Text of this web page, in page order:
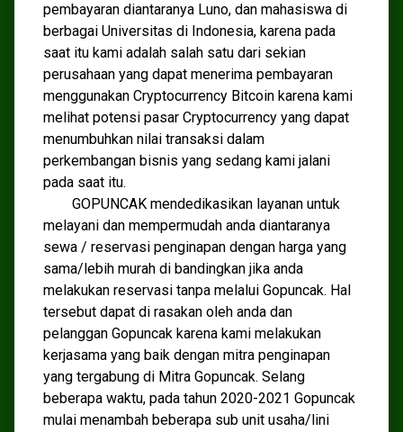
pembayaran diantaranya Luno, dan mahasiswa di
berbagai Universitas di Indonesia, karena pada
saat itu kami adalah salah satu dari sekian
perusahaan yang dapat menerima pembayaran
menggunakan Cryptocurrency Bitcoin karena kami
melihat potensi pasar Cryptocurrency yang dapat
menumbuhkan nilai transaksi dalam
perkembangan bisnis yang sedang kami jalani
pada saat itu.
GOPUNCAK mendedikasikan layanan untuk
melayani dan mempermudah anda diantaranya
sewa / reservasi penginapan dengan harga yang
sama/lebih murah di bandingkan jika anda
melakukan reservasi tanpa melalui Gopuncak. Hal
tersebut dapat di rasakan oleh anda dan
pelanggan Gopuncak karena kami melakukan
kerjasama yang baik dengan mitra penginapan
yang tergabung di Mitra Gopuncak. Selang
beberapa waktu, pada tahun 2020-2021 Gopuncak
mulai menambah beberapa sub unit usaha/lini